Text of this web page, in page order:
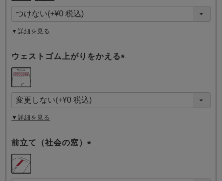
須
)
▼詳細を見る
ウェストゴム上がりをかえる
須
)
▼詳細を見る
前立て（社会の窓）